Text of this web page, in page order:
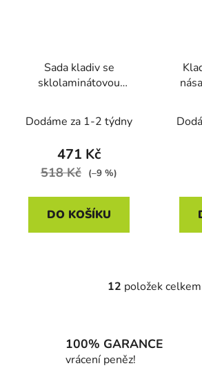
Sada kladiv se
sklolaminátovou
KD230, 5 ks
Dodáme za 1-2 týdny
471 Kč
518 Kč (–9 %)
DO KOŠÍKU
O
á
d
12 položek celkem
100% GARANCE
vrácení peněz!